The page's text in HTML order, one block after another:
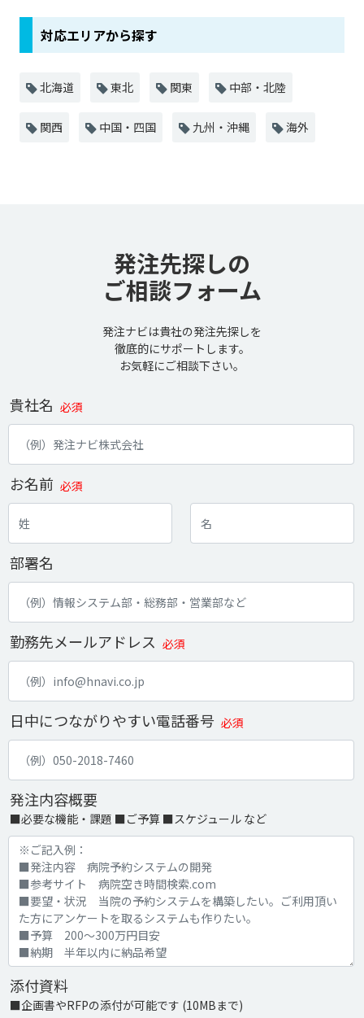
対応エリアから探す
北海道 東北 関東 中部・北陸
関西 中国・四国 九州・沖縄 海外
発注先探しの
ご相談フォーム
発注ナビは貴社の発注先探しを
徹底的にサポートします。
お気軽にご相談下さい。
貴社名 必須
お名前 必須
部署名
勤務先メールアドレス 必須
日中につながりやすい電話番号 必須
発注内容概要
■必要な機能・課題 ■ご予算 ■スケジュール など
添付資料
■企画書やRFPの添付が可能です (10MBまで)